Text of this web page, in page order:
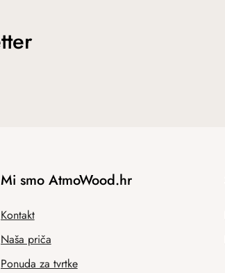
Mi smo AtmoWood.hr
Kontakt
Naša priča
Ponuda za tvrtke